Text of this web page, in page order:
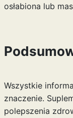
osłabiona lub
Wszystkie
znaczenie.
polepszenia